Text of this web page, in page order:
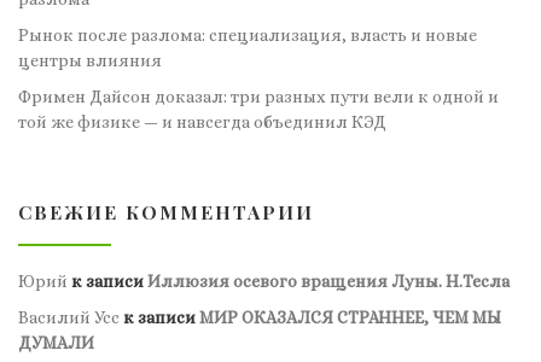
Рынок после разлома: специализация, власть и новые
центры влияния
Фримен Дайсон доказал: три разных пути вели к одной и
той же физике — и навсегда объединил КЭД
СВЕЖИЕ КОММЕНТАРИИ
Юрий к записиИллюзия осевого вращения Луны. Н.Тесла
Василий Усс к записиМИР ОКАЗАЛСЯ СТРАННЕЕ, ЧЕМ МЫ
ДУМАЛИ